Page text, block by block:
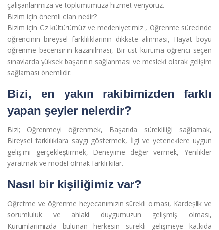
çalışanlarımıza ve toplumumuza hizmet veriyoruz.
Bizim için önemli olan nedir?
Bizim için Öz kültürümüz ve medeniyetimiz , Öğrenme sürecinde
öğrencinin bireysel farklılıklarının dikkate alınması, Hayat boyu
öğrenme becerisinin kazanılması, Bir üst kuruma öğrenci seçen
sınavlarda yüksek başarının sağlanması ve mesleki olarak gelişim
sağlaması önemlidir.
Bizi, en yakın rakibimizden farklı
yapan şeyler nelerdir?
Bizi; Öğrenmeyi öğrenmek, Başarıda sürekliliği sağlamak,
Bireysel farklılıklara saygı göstermek, İlgi ve yeteneklere uygun
gelişimi gerçekleştirmek, Deneyime değer vermek, Yenilikler
yaratmak ve model olmak farklı kılar.
Nasıl bir kişiliğimiz var?
Öğretme ve öğrenme heyecanımızın sürekli olması, Kardeşlik ve
sorumluluk ve ahlaki duygumuzun gelişmiş olması,
Kurumlarımızda bulunan herkesin sürekli gelişmeye katkıda